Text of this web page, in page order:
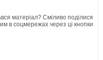
матеріал? Сміливо поділися
в соцмережах через ці кнопки